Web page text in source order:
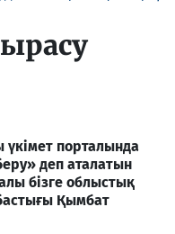
үкімет порталында
деп аталатын
бізге облыстық
Қымбат